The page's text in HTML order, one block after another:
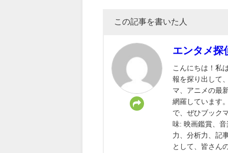
この記事を書いた人
エンタメ探
こんにちは！私
報を探り出して
マ、アニメの最
網羅しています
で、ぜひブック
味: 映画鑑賞、
力、分析力、記
として、皆さん